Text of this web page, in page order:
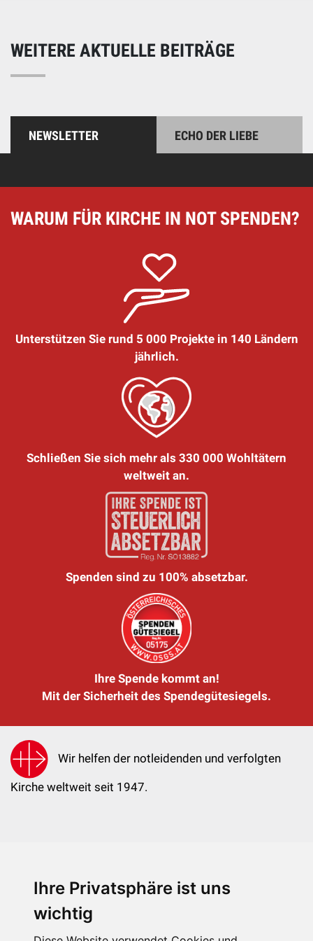
Ihre Privatsphäre ist uns
wichtig
WEITERE AKTUELLE BEITRÄGE
NEWSLETTER ECHO DER LIEBE
WARUM FÜR KIRCHE IN NOT SPENDEN?
Unterstützen Sie rund 5 000 Projekte in 140 Ländern
jährlich.
Schließen Sie sich mehr als 330 000 Wohltätern
weltweit an.
Spenden sind zu 100% absetzbar.
Ihre Spende kommt an!
Mit der Sicherheit des Spendegütesiegels.
Wir helfen der notleidenden und verfolgten
Kirche weltweit seit 1947.
KIRCHE IN NOT - Österreich